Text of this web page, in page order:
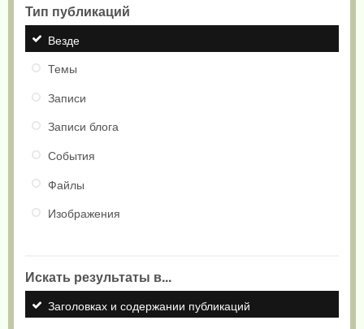
Тип публикаций
Везде
Темы
Записи
Записи блога
События
Файлы
Изображения
Искать результаты в...
Заголовках и содержании публикаций